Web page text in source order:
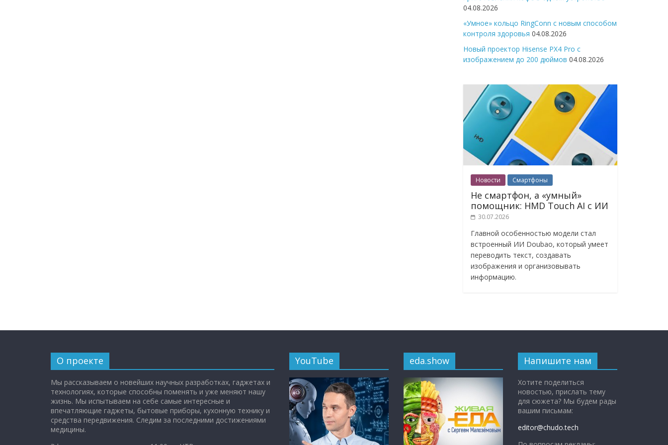
04.08.2026
«Умное» кольцо RingConn с новым способом
контроля здоровья 04.08.2026
Новый проектор Hisense PX4 Pro с
изображением до 200 дюймов 04.08.2026
Новости Смартфоны
Не смартфон, а «умный»
помощник: HMD Touch AI с ИИ
30.07.2026
Главной особенностью модели стал
встроенный ИИ Doubao, который умеет
переводить текст, создавать
изображения и организовывать
информацию.
О проекте
Мы рассказываем о новейших научных разработках, гаджетах и
технологиях, которые способны поменять и уже меняют нашу
жизнь. Мы испытываем на себе самые интересные и
впечатляющие гаджеты, бытовые приборы, кухонную технику и
средства передвижения. Следим за последними достижениями
медицины.
YouTube eda.show Напишите нам
Хотите поделиться
новостью, прислать тему
для сюжета? Мы будем рады
вашим письмам:
editor@chudo.tech